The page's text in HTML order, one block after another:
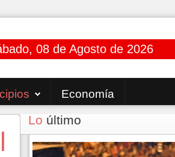
08 de Agosto de 2026
Economía
Lo último